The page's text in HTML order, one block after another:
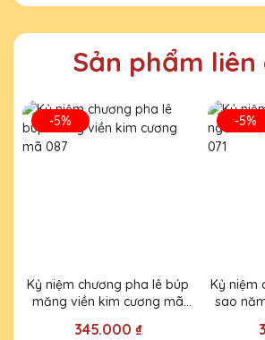
lòng với sản phẩm.
Sản phẩm liên
-5%
Kỷ niệm chương pha lê búp
măng viền kim cương mã
345.000 ₫
-5%
Kỷ niệm
sao